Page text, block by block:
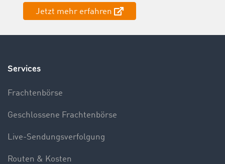
Jetzt mehr erfahren
Services
Frachtenbörse
Geschlossene Frachtenbörse
Live-Sendungsverfolgung
Routen & Kosten